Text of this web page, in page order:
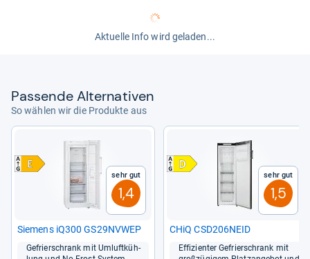
Aktuelle Info wird geladen...
Pas­sende Alter­na­ti­ven
So wählen wir die Produkte aus
Sehr gut
1,4
Sie­mens iQ300 GS29NVWEP
Gefrier­schrank mit Umluft­küh­
Sehr gut
1,5
CHiQ CSD206NEID
Effi­zi­en­ter Gefrier­schrank mit